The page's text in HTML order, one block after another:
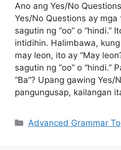
Ano ang Yes/No
Yes/No Questions ay
sagutin ng “oo” o “hindi.”
intidihin. Halimbawa,
may leon, ito ay “May
sagutin ng “oo” o “hindi.”
“Ba”? Upang gawing Yes/
pangungusap, kailangan
Categories
Advanced Grammar